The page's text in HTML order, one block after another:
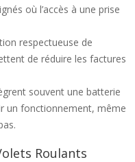
où l’accès à une prise
respectueuse de
de réduire les factures
souvent une batterie
un fonctionnement, même
Roulants